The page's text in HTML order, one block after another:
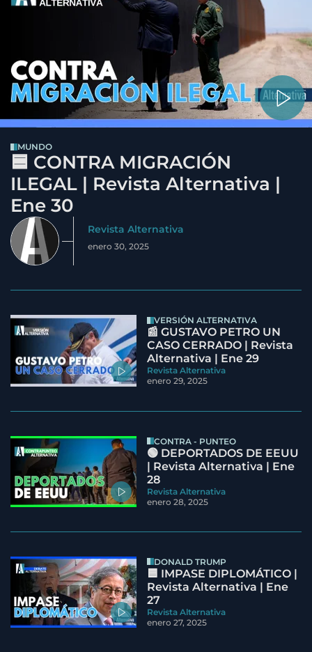
MUNDO
🟦 CONTRA MIGRACIÓN
ILEGAL | Revista Alternativa |
Ene 30
Revista Alternativa
enero 30, 2025
VERSIÓN ALTERNATIVA
📰 GUSTAVO PETRO UN
CASO CERRADO | Revista
Alternativa | Ene 29
Revista Alternativa
enero 29, 2025
CONTRA - PUNTEO
🟢 DEPORTADOS DE EEUU
| Revista Alternativa | Ene
28
Revista Alternativa
enero 28, 2025
DONALD TRUMP
🟦 IMPASE DIPLOMÁTICO |
Revista Alternativa | Ene
27
Revista Alternativa
enero 27, 2025